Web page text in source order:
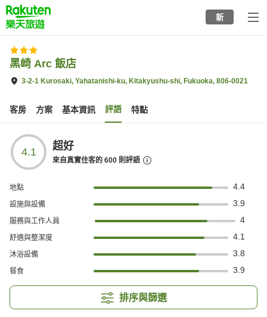
to
top
page
新
黑崎 Arc 飯店
3-2-1 Kurosaki, Yahatanishi-ku, Kitakyushu-shi, Fukuoka, 806-0021
客房 方案 基本資訊 評語 特點
4.1 超好
來自真實住客的 600 則評語
地點 4.4
設施與設備 3.9
服務與工作人員 4
舒適與整潔度 4.1
沐浴設備 3.8
餐食 3.9
排序與篩選